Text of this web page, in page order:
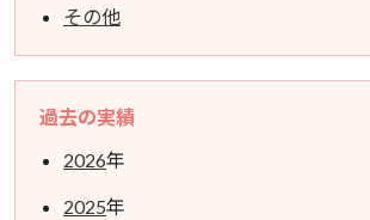
その他
過去の実績
2026年
2025年